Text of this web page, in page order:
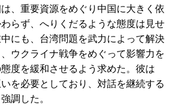
、重要資源をめぐり中国に大きく依
らず、へりくだるような態度は見せ
にも、台湾問題を武力によって解決
ウクライナ戦争をめぐって影響力を
度を緩和させるよう求めた。彼は
いを必要としており、対話を継続する
調した。